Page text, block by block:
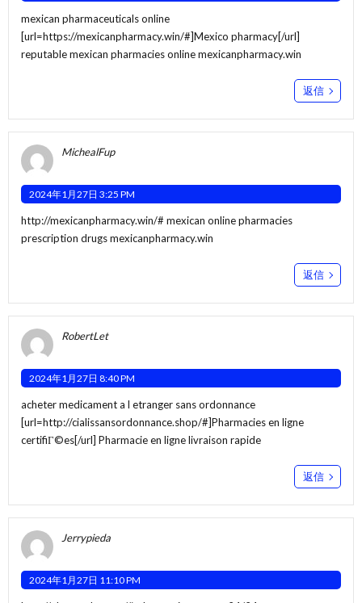
mexican pharmaceuticals online
[url=https://mexicanpharmacy.win/#]Mexico pharmacy[/url]
reputable mexican pharmacies online mexicanpharmacy.win
返信
MichealFup
2024年1月27日 3:25 PM
http://mexicanpharmacy.win/# mexican online pharmacies
prescription drugs mexicanpharmacy.win
返信
RobertLet
2024年1月27日 8:40 PM
acheter medicament a l etranger sans ordonnance
[url=http://cialissansordonnance.shop/#]Pharmacies en ligne
certifiГ©es[/url] Pharmacie en ligne livraison rapide
返信
Jerrypieda
2024年1月27日 11:10 PM